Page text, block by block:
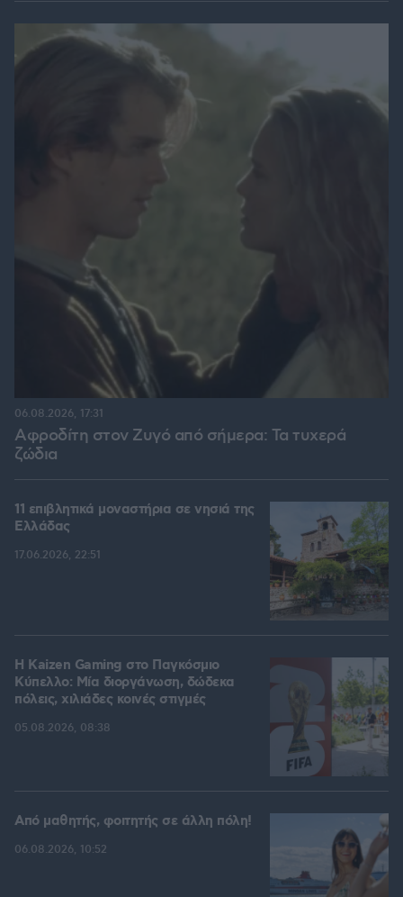
Αφροδίτη στον Ζυγό από σήμερα: Τα τυχερά
ζώδια
06.08.2026, 17:31
11 επιβλητικά μοναστήρια σε νησιά της
Ελλάδας
17.06.2026, 22:51
H Kaizen Gaming στο Παγκόσμιο
Kύπελλο: Μία διοργάνωση, δώδεκα
πόλεις, χιλιάδες κοινές στιγμές
05.08.2026, 08:38
Από μαθητής, φοιτητής σε άλλη πόλη!
06.08.2026, 10:52